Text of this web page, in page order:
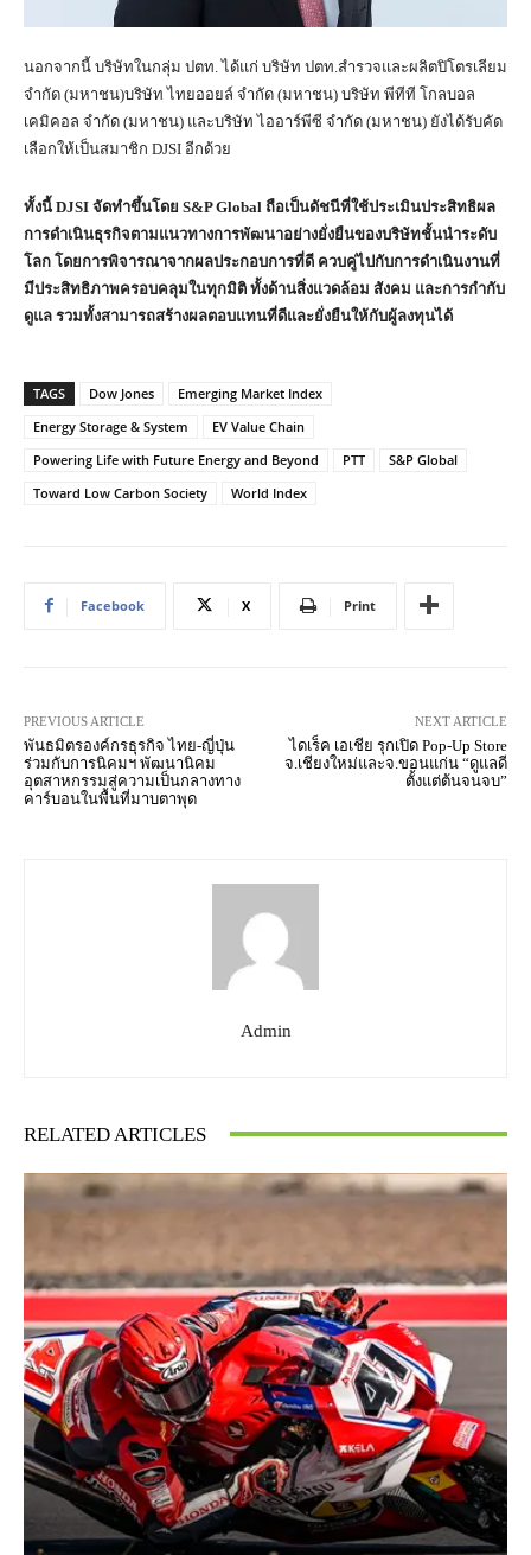
นอกจากนี้ บริษัทในกลุ่ม ปตท. ได้แก่ บริษัท ปตท.สำรวจและผลิตปิโตรเลียม
จำกัด (มหาชน)บริษัท ไทยออยล์ จำกัด (มหาชน) บริษัท พีทีที โกลบอล
เคมิคอล จำกัด (มหาชน) และบริษัท ไออาร์พีซี จำกัด (มหาชน) ยังได้รับคัด
เลือกให้เป็นสมาชิก DJSI อีกด้วย
ทั้งนี้ DJSI จัดทำขึ้นโดย S&P Global ถือเป็นดัชนีที่ใช้ประเมินประสิทธิผล
การดำเนินธุรกิจตามแนวทางการพัฒนาอย่างยั่งยืนของบริษัทชั้นนำระดับ
โลก โดยการพิจารณาจากผลประกอบการที่ดี ควบคู่ไปกับการดำเนินงานที่
มีประสิทธิภาพครอบคลุมในทุกมิติ ทั้งด้านสิ่งแวดล้อม สังคม และการกำกับ
ดูแล รวมทั้งสามารถสร้างผลตอบแทนที่ดีและยั่งยืนให้กับผู้ลงทุนได้
TAGS Dow Jones
Emerging Market Index
Energy Storage & System
EV Value Chain
Powering Life with Future Energy and Beyond
PTT
S&P Global
Toward Low Carbon Society
World Index
Facebook X Print
PREVIOUS ARTICLE
พันธมิตรองค์กรธุรกิจ ไทย-ญี่ปุ่น
ร่วมกับการนิคมฯ พัฒนานิคม
อุตสาหกรรมสู่ความเป็นกลางทาง
คาร์บอนในพื้นที่มาบตาพุด
NEXT ARTICLE
ไดเร็ค เอเชีย รุกเปิด Pop-Up Store
จ.เชียงใหม่และจ.ขอนแก่น “ดูแลดี
ตั้งแต่ต้นจนจบ”
Admin
RELATED ARTICLES